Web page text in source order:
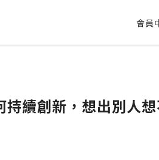
會員
續創新，想出別人想